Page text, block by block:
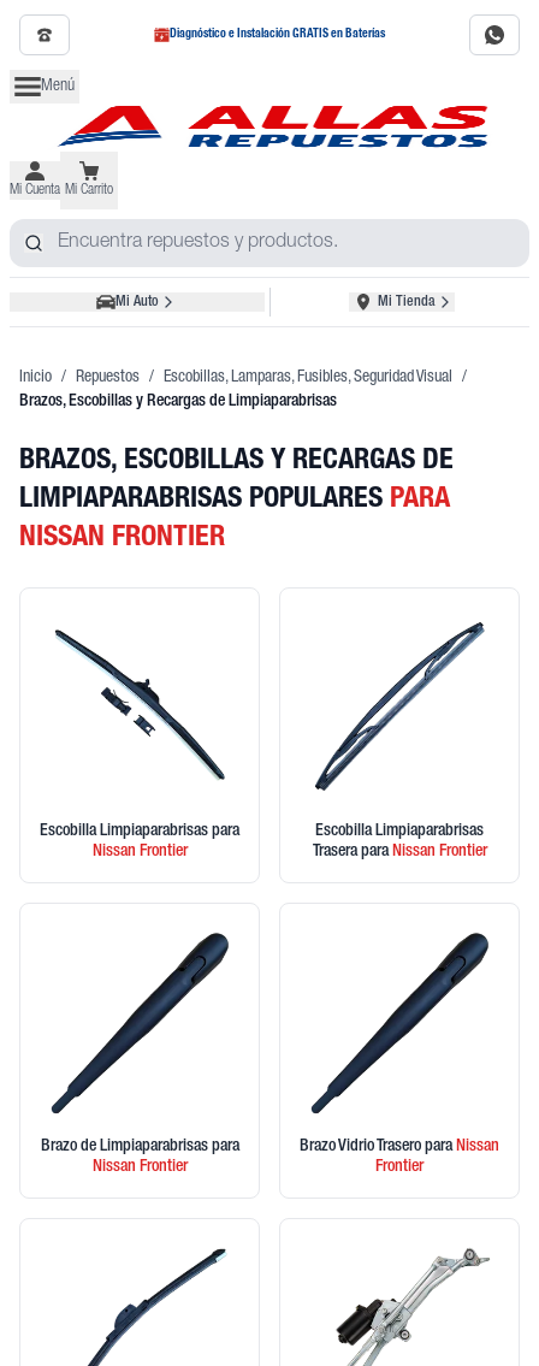
Diagnóstico e Instalación GRATIS en Baterías
Menú
Mi Cuenta Mi Carrito
Mi Auto Mi Tienda
Inicio / Repuestos / Escobillas, Lamparas, Fusibles, Seguridad Visual
/
Brazos, Escobillas y Recargas de Limpiaparabrisas
BRAZOS, ESCOBILLAS Y RECARGAS DE
LIMPIAPARABRISAS POPULARES PARA
NISSAN FRONTIER
Escobilla Limpiaparabrisas para
Nissan Frontier
Escobilla Limpiaparabrisas
Trasera paraNissan Frontier
Brazo de Limpiaparabrisas para
Nissan Frontier
Brazo Vidrio Trasero paraNissan
Frontier